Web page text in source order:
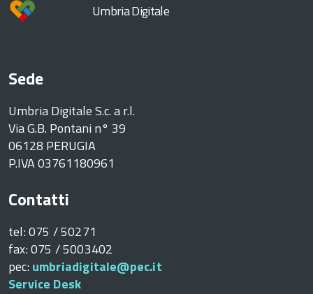
Umbria Digitale
Sede
Umbria Digitale S.c. a r.l.
Via G.B. Pontani n° 39
06128 PERUGIA
P.IVA 03761180961
Contatti
tel: 075 / 50271
fax: 075 / 5003402
pec: umbriadigitale@pec.it
Service Desk